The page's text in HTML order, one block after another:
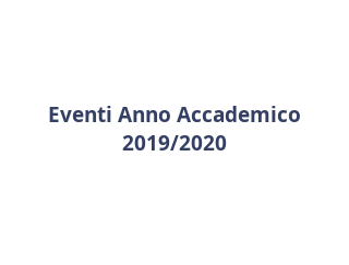
Eventi Anno Accademico
2019/2020